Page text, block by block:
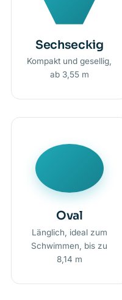
Sechseckig
Kompakt und gesellig,
ab 3,55 m
Oval
Länglich, ideal zum
Schwimmen, bis zu
8,14 m